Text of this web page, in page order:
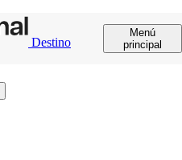
Destino
Menú
principal